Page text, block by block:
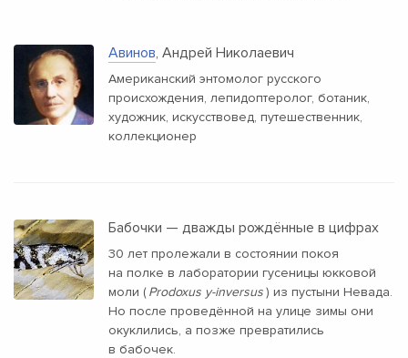
Авинов, Андрей Николаевич
Американский энтомолог русского
происхождения, лепидоптеролог, ботаник,
художник, искусствовед, путешественник,
коллекционер
Бабочки — дважды рождённые в цифрах
30 лет пролежали в состоянии покоя
на полке в лаборатории гусеницы юкковой
моли (Prodoxus y-inversus ) из пустыни Невада.
Но после проведённой на улице зимы они
окуклились, а позже превратились
в бабочек.